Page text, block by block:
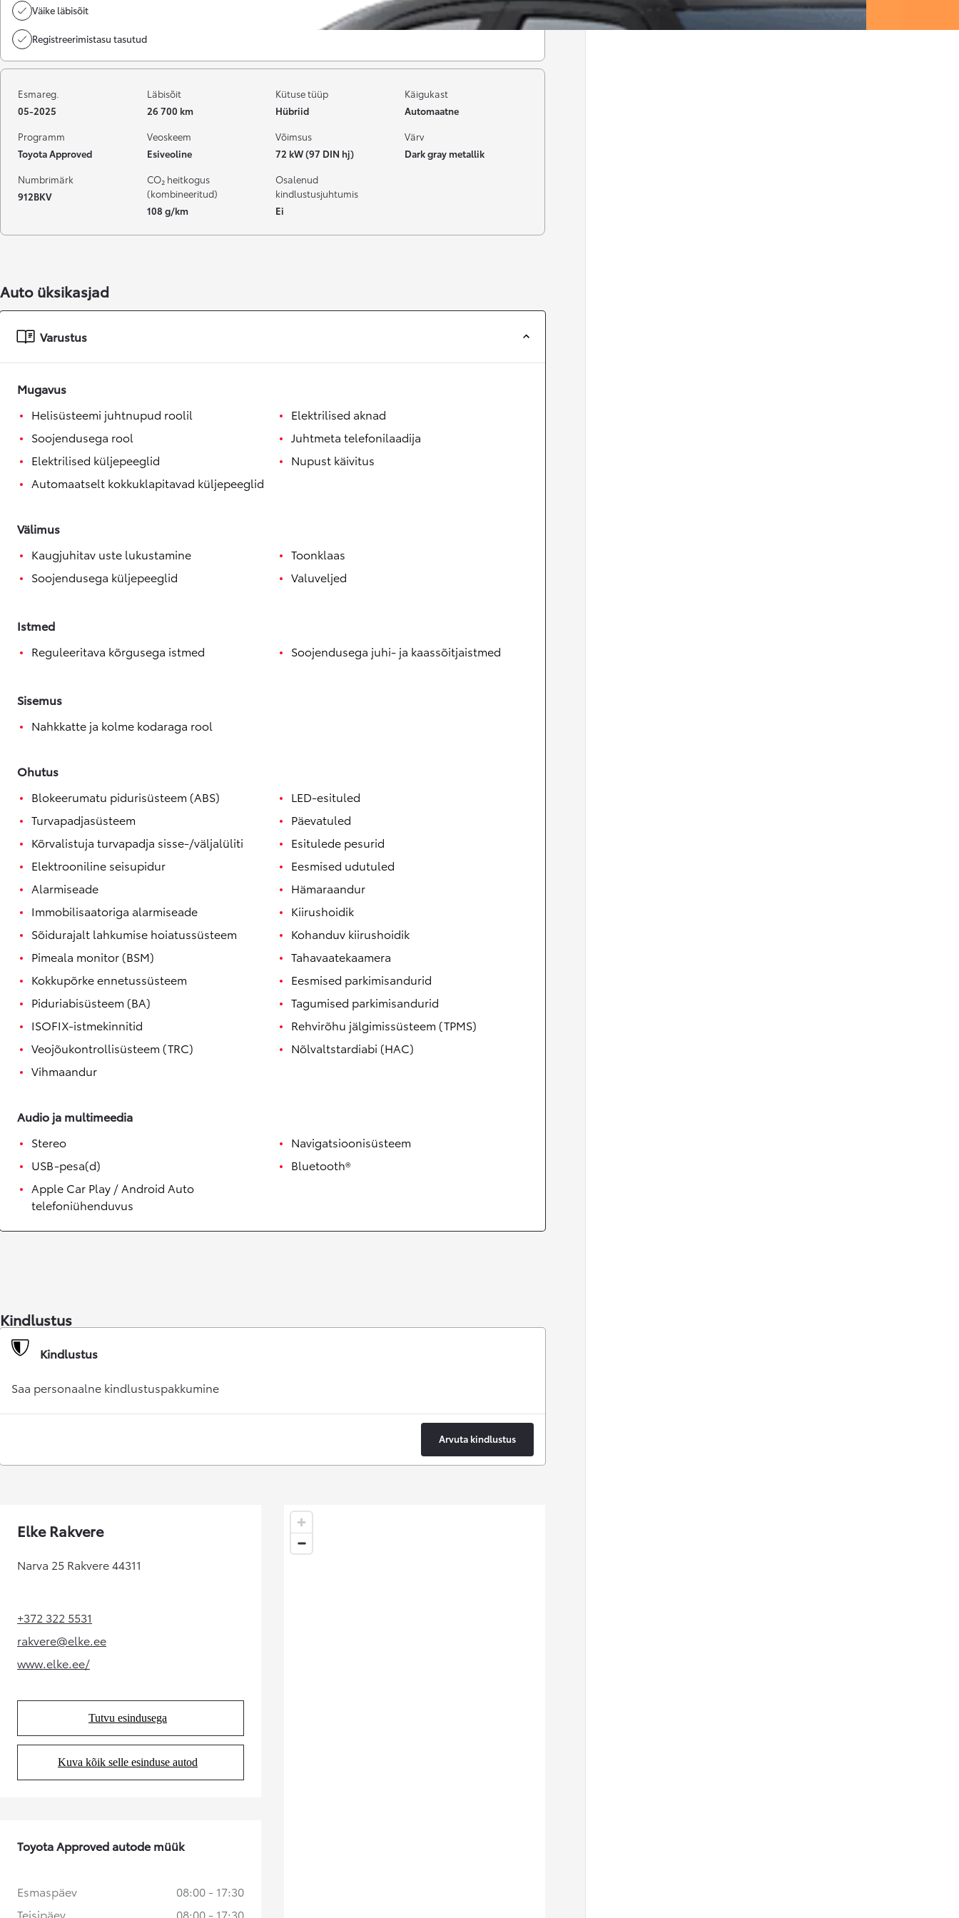
Alates 24 900 €
Corolla sedaan
Corolla Cross
Alates
Kuumakse alates 258 € / kuu
Toyota bZ4X
Väike läbisõit
Registreerimistasu tasutud
Esmareg.
05-2025
Läbisõit
26 700 km
Kütuse tüüp
Hübriid
Käigukast
Automaatne
Programm
Toyota Approved
Veoskeem
Esiveoline
Võimsus
72 kW (97 DIN hj)
Värv
Dark gray metallik
Numbrimärk
912BKV
CO₂ heitkogus
(kombineeritud)
108 g/km
Osalenud
kindlustusjuhtumis
Ei
Auto üksikasjad
Varustus
Mugavus
Helisüsteemi juhtnupud roolil
Soojendusega rool
Elektrilised küljepeeglid
Automaatselt kokkuklapitavad küljepeeglid
Elektrilised aknad
Juhtmeta telefonilaadija
Nupust käivitus
Välimus
Kaugjuhitav uste lukustamine
Soojendusega küljepeeglid
Toonklaas
Valuveljed
Istmed
Reguleeritava kõrgusega istmed
Soojendusega juhi- ja kaassõitjaistmed
Sisemus
Nahkkatte ja kolme kodaraga rool
Ohutus
Blokeerumatu pidurisüsteem (ABS)
Turvapadjasüsteem
Kõrvalistuja turvapadja sisse-/väljalüliti
Elektrooniline seisupidur
Alarmiseade
Immobilisaatoriga alarmiseade
Sõidurajalt lahkumise hoiatussüsteem
Pimeala monitor (BSM)
Kokkupõrke ennetussüsteem
Piduriabisüsteem (BA)
ISOFIX-istmekinnitid
Veojõukontrollisüsteem (TRC)
Vihmaandur
LED-esituled
Päevatuled
Esitulede pesurid
Eesmised udutuled
Hämaraandur
Kiirushoidik
Kohanduv kiirushoidik
Tahavaatekaamera
Eesmised parkimisandurid
Tagumised parkimisandurid
Rehvirõhu jälgimissüsteem (TPMS)
Nõlvaltstardiabi (HAC)
Audio ja multimeedia
Stereo
USB-pesa(d)
Apple Car Play / Android Auto
telefoniühenduvus
Navigatsioonisüsteem
Bluetooth®
Kindlustus
Kindlustus
Saa personaalne kindlustuspakkumine
Arvuta kindlustus
Elke Rakvere
Narva 25 Rakvere 44311
+372 322 5531(Opens in new tab)
rakvere@elke.ee(Opens in new tab)
www.elke.ee/(Opens in new tab)
Tutvu esindusega
(Opens in new tab)
Kuva kõik selle esinduse autod
(Opens in new tab)
Toyota Approved autode müük
Esmaspäev
08:00 - 17:30
Teisipäev
08:00 - 17:30